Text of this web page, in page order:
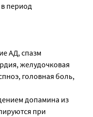
период
АД, спазм
желудочковая
головная боль,
допамина из
при